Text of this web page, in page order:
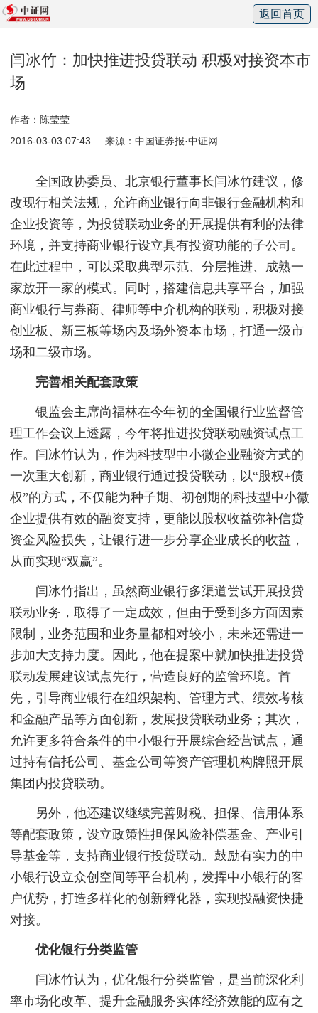
返回首页
闫冰竹：加快推进投贷联动 积极对接资本市
场
作者：陈莹莹
2016-03-03 07:43
来源：中国证券报·中证网
全国政协委员、北京银行董事长闫冰竹建议，修
改现行相关法规，允许商业银行向非银行金融机构和
企业投资等，为投贷联动业务的开展提供有利的法律
环境，并支持商业银行设立具有投资功能的子公司。
在此过程中，可以采取典型示范、分层推进、成熟一
家放开一家的模式。同时，搭建信息共享平台，加强
商业银行与券商、律师等中介机构的联动，积极对接
创业板、新三板等场内及场外资本市场，打通一级市
场和二级市场。
完善相关配套政策
银监会主席尚福林在今年初的全国银行业监督管
理工作会议上透露，今年将推进投贷联动融资试点工
作。闫冰竹认为，作为科技型中小微企业融资方式的
一次重大创新，商业银行通过投贷联动，以“股权+债
权”的方式，不仅能为种子期、初创期的科技型中小微
企业提供有效的融资支持，更能以股权收益弥补信贷
资金风险损失，让银行进一步分享企业成长的收益，
从而实现“双赢”。
闫冰竹指出，虽然商业银行多渠道尝试开展投贷
联动业务，取得了一定成效，但由于受到多方面因素
限制，业务范围和业务量都相对较小，未来还需进一
步加大支持力度。因此，他在提案中就加快推进投贷
联动发展建议试点先行，营造良好的监管环境。首
先，引导商业银行在组织架构、管理方式、绩效考核
和金融产品等方面创新，发展投贷联动业务；其次，
允许更多符合条件的中小银行开展综合经营试点，通
过持有信托公司、基金公司等资产管理机构牌照开展
集团内投贷联动。
另外，他还建议继续完善财税、担保、信用体系
等配套政策，设立政策性担保风险补偿基金、产业引
导基金等，支持商业银行投贷联动。鼓励有实力的中
小银行设立众创空间等平台机构，发挥中小银行的客
户优势，打造多样化的创新孵化器，实现投融资快捷
对接。
优化银行分类监管
闫冰竹认为，优化银行分类监管，是当前深化利
率市场化改革、提升金融服务实体经济效能的应有之